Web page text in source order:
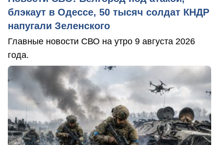
блэкаут в Одессе, 50 тысяч солдат КНДР
напугали Зеленского
Главные новости СВО на утро 9 августа 2026
года.